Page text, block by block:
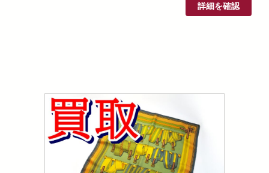
詳細を確認